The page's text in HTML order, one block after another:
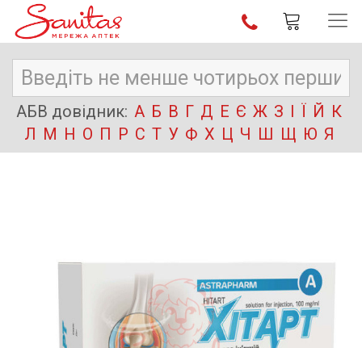
АБВ довідник: А Б В Г Д Е Є Ж З І Ї Й К
Л М Н О П Р С Т У Ф Х Ц Ч Ш Щ Ю Я